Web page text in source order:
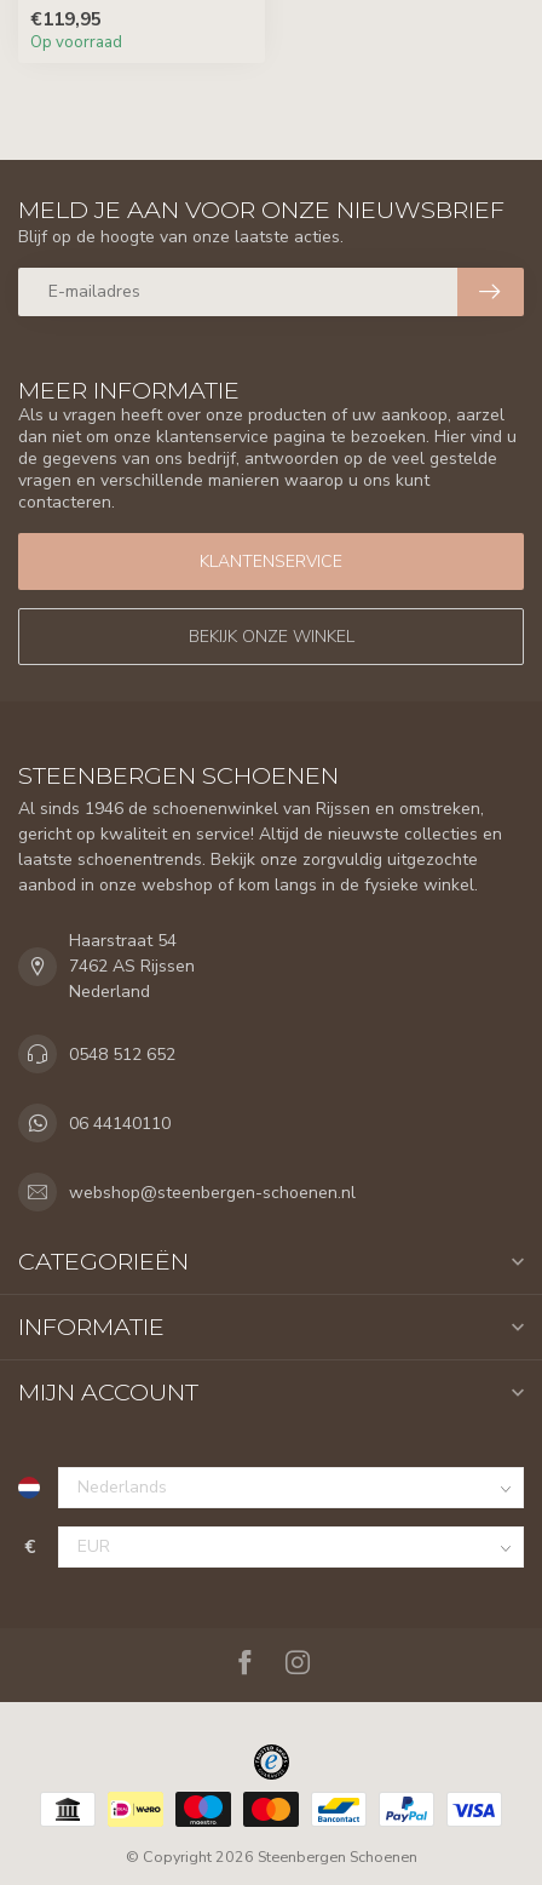
€119,95
Op voorraad
MEER INFORMATIE
Als u vragen heeft over onze producten of uw aankoop, aarzel
dan niet om onze klantenservice pagina te bezoeken. Hier vind u
de gegevens van ons bedrijf, antwoorden op de veel gestelde
vragen en verschillende manieren waarop u ons kunt
contacteren.
KLANTENSERVICE
BEKIJK ONZE WINKEL
MELD JE AAN VOOR ONZE NIEUWSBRIEF
Blijf op de hoogte van onze laatste acties.
STEENBERGEN SCHOENEN
Al sinds 1946 de schoenenwinkel van Rijssen en omstreken,
gericht op kwaliteit en service! Altijd de nieuwste collecties en
laatste schoenentrends. Bekijk onze zorgvuldig uitgezochte
aanbod in onze webshop of kom langs in de fysieke winkel.
Haarstraat 54
7462 AS Rijssen
Nederland
0548 512 652
06 44140110
webshop@steenbergen-schoenen.nl
CATEGORIEËN
INFORMATIE
MIJN ACCOUNT
€
© Copyright 2026 Steenbergen Schoenen